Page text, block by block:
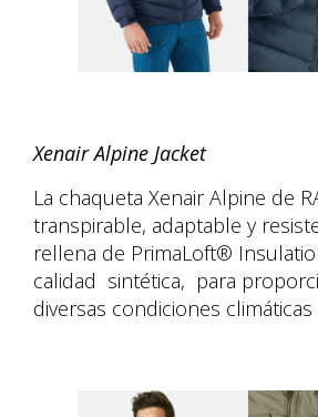
Xenair Alpine Jacket
La chaqueta Xenair Alpine de
transpirable, adaptable y
rellena de PrimaLoft®
calidad sintética, para
diversas condiciones climáticas